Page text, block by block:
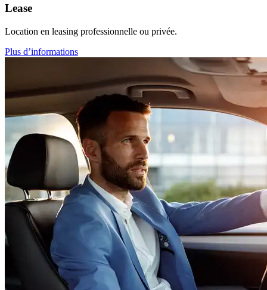
Lease
Location en leasing professionnelle ou privée.
Plus d’informations